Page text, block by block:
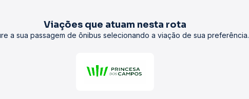
Viações que atuam nesta rota
a sua passagem de ônibus selecionando a viação de sua preferência.